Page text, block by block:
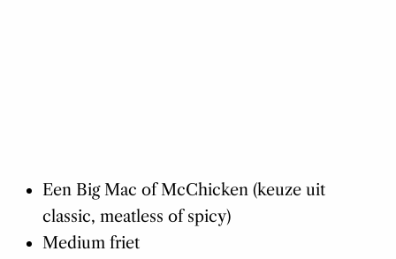
Een Big Mac of McChicken (keuze uit
classic, meatless of spicy)
Medium friet